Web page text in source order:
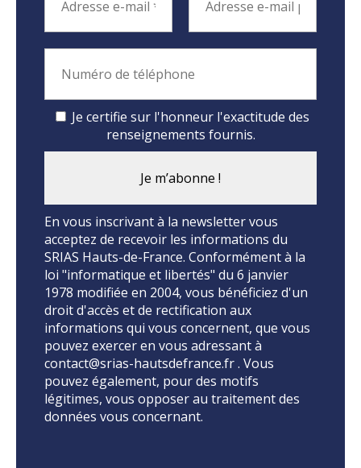
Je certifie sur l'honneur l'exactitude des
renseignements fournis.
En vous inscrivant à la newsletter vous
acceptez de recevoir les informations du
SRIAS Hauts-de-France. Conformément à la
loi "informatique et libertés" du 6 janvier
1978 modifiée en 2004, vous bénéficiez d'un
droit d'accès et de rectification aux
informations qui vous concernent, que vous
pouvez exercer en vous adressant à
contact@srias-hautsdefrance.fr . Vous
pouvez également, pour des motifs
légitimes, vous opposer au traitement des
données vous concernant.